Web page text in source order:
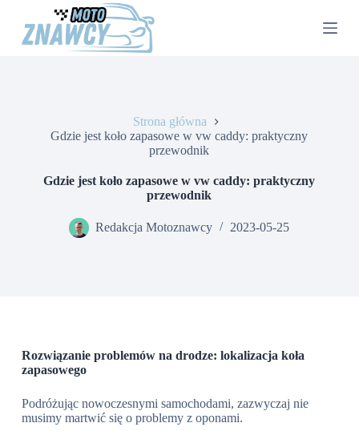
Strona główna
Gdzie jest koło zapasowe w vw caddy: praktyczny
przewodnik
Gdzie jest koło zapasowe w vw caddy: praktyczny
przewodnik
Redakcja Motoznawcy 2023-05-25
Rozwiązanie problemów na drodze: lokalizacja koła
zapasowego
Podróżując nowoczesnymi samochodami, zazwyczaj nie
musimy martwić się o problemy z oponami.